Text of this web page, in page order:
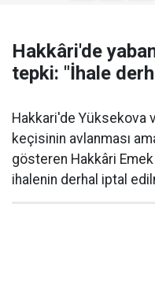
Hakkâri'de
tepki: "İhale
Hakkari'de Yüksekova
keçisinin avlanması
gösteren Hakkâri
ihalenin derhal iptal